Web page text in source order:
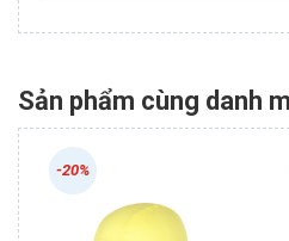
Sản phẩm cùng danh
-20%